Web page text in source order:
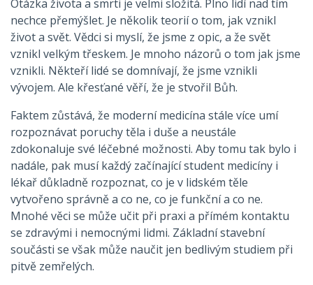
Otázka života a smrti je velmi složitá. Plno lidí nad tím
nechce přemýšlet. Je několik teorií o tom, jak vznikl
život a svět. Vědci si myslí, že jsme z opic, a že svět
vznikl velkým třeskem. Je mnoho názorů o tom jak jsme
vznikli. Někteří lidé se domnívají, že jsme vznikli
vývojem. Ale křesťané věří, že je stvořil Bůh.
Faktem zůstává, že moderní medicína stále více umí
rozpoznávat poruchy těla i duše a neustále
zdokonaluje své léčebné možnosti. Aby tomu tak bylo i
nadále, pak musí každý začínající student medicíny i
lékař důkladně rozpoznat, co je v lidském těle
vytvořeno správně a co ne, co je funkční a co ne.
Mnohé věci se může učit při praxi a přímém kontaktu
se zdravými i nemocnými lidmi. Základní stavební
součásti se však může naučit jen bedlivým studiem při
pitvě zemřelých.